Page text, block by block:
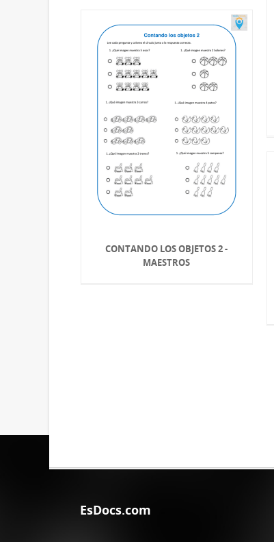
CONTANDO LOS OBJETOS 2 -
MAESTROS
EsDocs.com